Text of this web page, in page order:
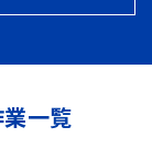
一覧